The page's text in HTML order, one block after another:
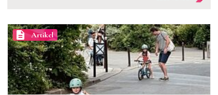
description Artikel